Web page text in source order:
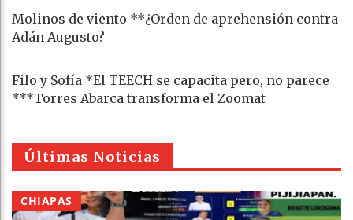
Molinos de viento **¿Orden de aprehensión contra
Adán Augusto?
Filo y Sofía *El TEECH se capacita pero, no parece
***Torres Abarca transforma el Zoomat
Últimas Noticias
CHIAPAS